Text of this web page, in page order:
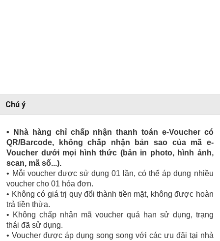
Chú ý
• Nhà hàng chỉ chấp nhận thanh toán e-Voucher có
QR/Barcode, không chấp nhận bản sao của mã e-
Voucher dưới mọi hình thức (bản in photo, hình ảnh,
scan, mã số...).
• Mỗi voucher được sử dụng 01 lần, có thể áp dụng nhiều
voucher cho 01 hóa đơn.
• Không có giá trị quy đổi thành tiền mặt, không được hoàn
trả tiền thừa.
• Không chấp nhận mã voucher quá hạn sử dụng, trạng
thái đã sử dụng.
• Voucher được áp dụng song song với các ưu đãi tại nhà